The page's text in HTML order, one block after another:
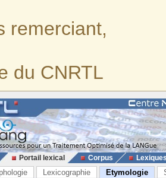
remerciant,
du CNRTL
Portail lexical Corpus
Lexicographie Etymologie